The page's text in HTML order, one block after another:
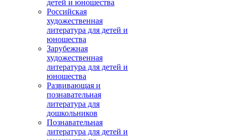
детей и юношества
Российская
художественная
литература для детей и
юношества
Зарубежная
художественная
литература для детей и
юношества
Развивающая и
познавательная
литература для
дошкольников
Познавательная
литература для детей и